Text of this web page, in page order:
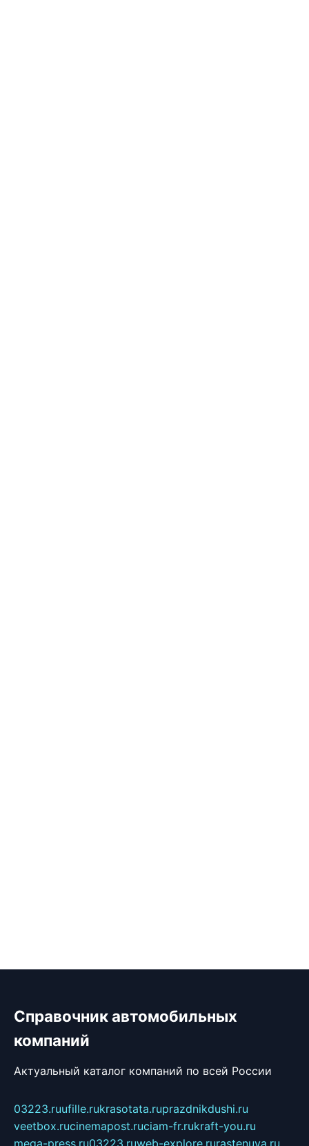
Справочник автомобильных
компаний
Актуальный каталог компаний по всей России
03223.ruufille.rukrasotata.ruprazdnikdushi.ru
veetbox.rucinemapost.ruciam-fr.rukraft-you.ru
mega-press.ru03223.ruweb-explore.rurastenuya.ru